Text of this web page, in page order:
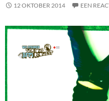
12 OKTOBER 2014 EEN